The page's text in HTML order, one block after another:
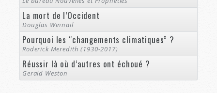
La mort de l’Occident
Douglas Winnail
Pourquoi les “changements climatiques” ?
Roderick Meredith (1930-2017)
Réussir là où d’autres ont échoué ?
Gerald Weston